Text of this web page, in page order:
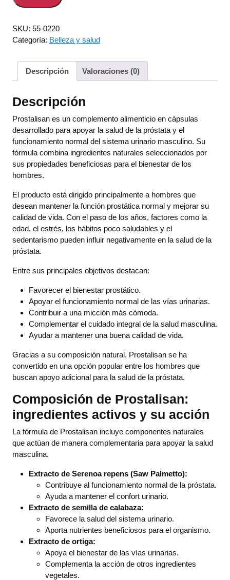
58,00 €.
SKU: 55-0220
Categoría: Belleza y salud
Descripción Valoraciones (0)
Descripción
Prostalisan es un complemento alimenticio en cápsulas
desarrollado para apoyar la salud de la próstata y el
funcionamiento normal del sistema urinario masculino. Su
fórmula combina ingredientes naturales seleccionados por
sus propiedades beneficiosas para el bienestar de los
hombres.
El producto está dirigido principalmente a hombres que
desean mantener la función prostática normal y mejorar su
calidad de vida. Con el paso de los años, factores como la
edad, el estrés, los hábitos poco saludables y el
sedentarismo pueden influir negativamente en la salud de la
próstata.
Entre sus principales objetivos destacan:
Favorecer el bienestar prostático.
Apoyar el funcionamiento normal de las vías urinarias.
Contribuir a una micción más cómoda.
Complementar el cuidado integral de la salud masculina.
Ayudar a mantener una buena calidad de vida.
Gracias a su composición natural, Prostalisan se ha
convertido en una opción popular entre los hombres que
buscan apoyo adicional para la salud de la próstata.
Composición de Prostalisan:
ingredientes activos y su acción
La fórmula de Prostalisan incluye componentes naturales
que actúan de manera complementaria para apoyar la salud
masculina.
Extracto de Serenoa repens (Saw Palmetto):
Contribuye al funcionamiento normal de la próstata.
Ayuda a mantener el confort urinario.
Extracto de semilla de calabaza:
Favorece la salud del sistema urinario.
Aporta nutrientes beneficiosos para el organismo.
Extracto de ortiga:
Apoya el bienestar de las vías urinarias.
Complementa la acción de otros ingredientes
vegetales.